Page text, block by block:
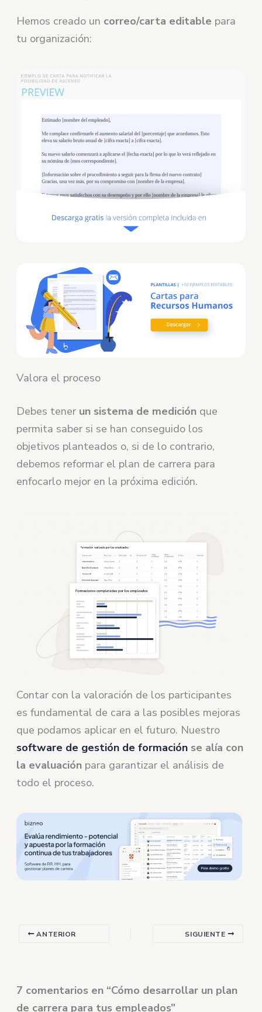
Hemos creado un correo/carta editable para
tu organización:
Valora el proceso
Debes tener un sistema de medición que
permita saber si se han conseguido los
objetivos planteados o, si de lo contrario,
debemos reformar el plan de carrera para
enfocarlo mejor en la próxima edición.
Contar con la valoración de los participantes
es fundamental de cara a las posibles mejoras
que podamos aplicar en el futuro. Nuestro
software de gestión de formación se alía con
la evaluación para garantizar el análisis de
todo el proceso.
ANTERIOR SIGUIENTE
7 comentarios en “Cómo desarrollar un plan
de carrera para tus empleados”